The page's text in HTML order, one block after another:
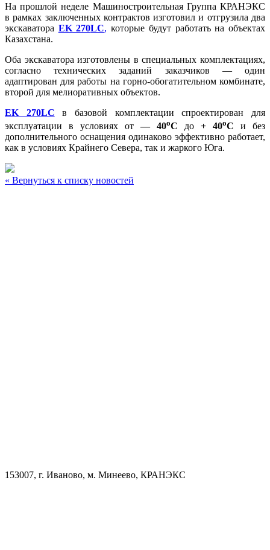
На прошлой неделе Машиностроительная Группа КРАНЭКС
в рамках заключенных контрактов изготовил и отгрузила два
экскаватора EK270LC, которые будут работать на объектах
Казахстана.
Оба экскаватора изготовлены в специальных комплектациях,
согласно технических заданий заказчиков — один
адаптирован для работы на горно-обогатительном комбинате,
второй для мелиоративных объектов.
EK 270LC в базовой комплектации спроектирован для
эксплуатации в условиях от— 40оС до + 40оС и без
дополнительного оснащения одинаково эффективно работает,
как в условиях Крайнего Севера, так и жаркого Юга.
« Вернуться к списку новостей
153007, г. Иваново, м. Минеево, КРАНЭКС